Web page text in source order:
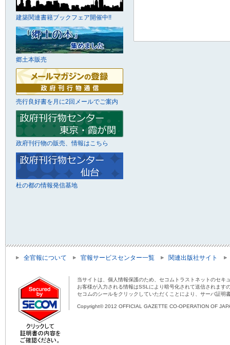
建築関連書籍ブックフェア開催中!!
郷土本販売
売行良好書を月に2回メールでご案内
政府刊行物の販売、情報はこちら
杜の都の情報発信基地
全官報について 官報サービスセンター一覧 関連出版社サイト
当サイトは、個人情報保護のため、セコムトラストネットのセキ
お客様が入力される情報はSSLにより暗号化されて送信されま
セコムのシールをクリックしていただくことにより、サーバ証明
Copyright© 2012 OFFICIAL GAZETTE CO-OPERATION OF